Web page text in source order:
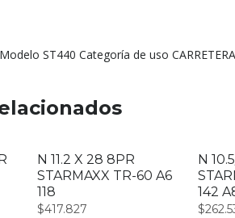
ST440 Categoría de uso
N 11.2 X 28 8PR
STARMAXX TR-60 A6
118
$417.827
N
142
$